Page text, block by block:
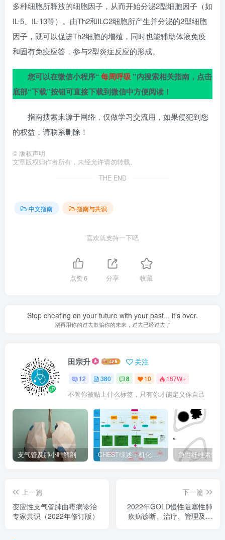
多种细胞所释放的细胞因子，从而开始分泌2型细胞因子（如
IL-5、IL-13等）。由Th2和ILC2细胞所产生并分泌的2型细胞
因子，既可以促进Th2细胞的增殖，同时也能辅助体液免疫
和固有免疫应答，参与2型炎症反应的形成。
您可以在微信小程序“每周呼吸 ”内搜索相关指南，点击
底部“下载”按钮可直接下载到微信中方便阅读！
指南搜索来源于网络，仅做学习交流用，如果侵犯到您
的权益，请联系删除！
© 版权声明
文章版权归作者所有，未经允许请勿转载。
THE END
中文指南 指南与共识
喜欢就支持一下吧
点赞6 分享 收藏
Stop cheating on your future with your past... it's over.
别再用你的过去欺骗你的未来，过去已经过去了
田宗升 关注
12 380 8 10 167W+
不管你被贴上什么标签，只有你才能定义你自己
支气管及肺小叶解剖 CHEST综述：机化性肺炎的诊断流程（临床-影像-病理特征相关性）
上一篇
变应性支气管肺曲霉病诊治
专家共识（2022年修订版）
下一篇
2022年GOLD慢性阻塞性肺
疾病诊断、治疗、管理及预